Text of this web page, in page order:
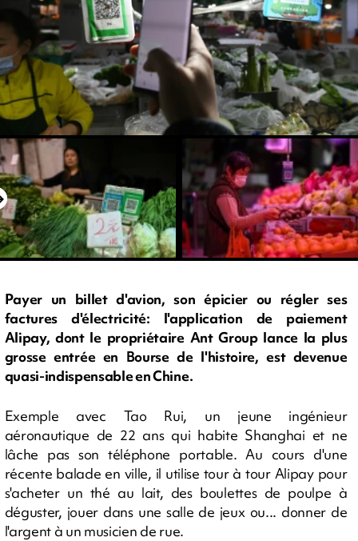
Payer un billet d'avion, son épicier ou régler ses
factures d'électricité: l'application de paiement
Alipay, dont le propriétaire Ant Group lance la plus
grosse entrée en Bourse de l'histoire, est devenue
quasi-indispensable en Chine.
Exemple avec Tao Rui, un jeune ingénieur
aéronautique de 22 ans qui habite Shanghai et ne
lâche pas son téléphone portable. Au cours d'une
récente balade en ville, il utilise tour à tour Alipay pour
s'acheter un thé au lait, des boulettes de poulpe à
déguster, jouer dans une salle de jeux ou... donner de
l'argent à un musicien de rue.